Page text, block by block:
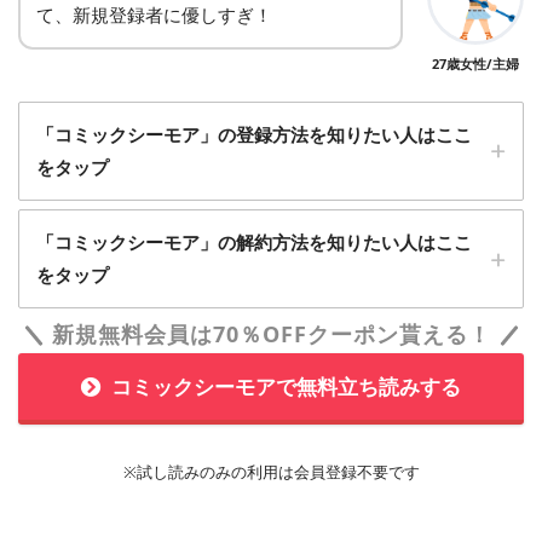
て、新規登録者に優しすぎ！
27歳女性/主婦
「コミックシーモア」の登録方法を知りたい人はここ
をタップ
1
「コミックシーモア」に無料会員登録する
「コミックシーモア」の解約方法を知りたい人はここ
をタップ
1
「会員サービス」から「月額メニューの解約」を
選択すれば解約完了です
新規無料会員は70％OFFクーポン貰える！
コミックシーモアで無料立ち読みする
※試し読みのみの利用は会員登録不要です